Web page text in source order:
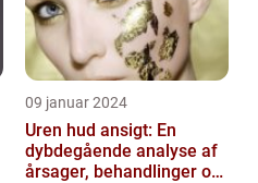
09 januar 2024
Uren hud ansigt: En
dybdegående analyse af
årsager, behandlinger og